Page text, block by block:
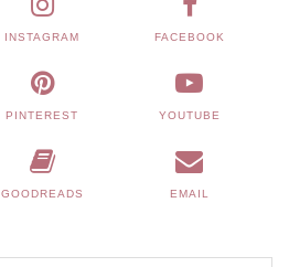
INSTAGRAM FACEBOOK
PINTEREST YOUTUBE
GOODREADS EMAIL